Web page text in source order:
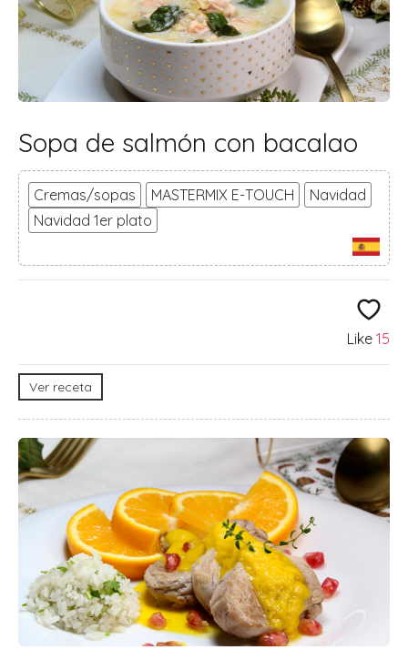
Sopa de salmón con bacalao
Cremas/sopas MASTERMIX E-TOUCH
Navidad
Navidad 1er plato
Like 15
Ver receta